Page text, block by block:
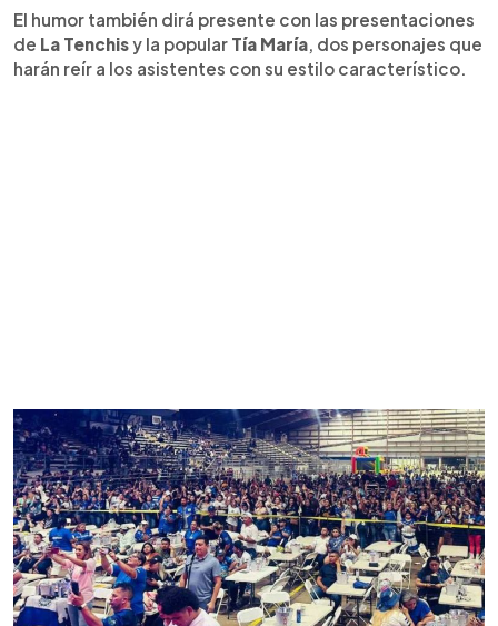
El humor también dirá presente con las presentaciones
de La Tenchisy la popular Tía María, dos personajes que
harán reír a los asistentes con su estilo característico.